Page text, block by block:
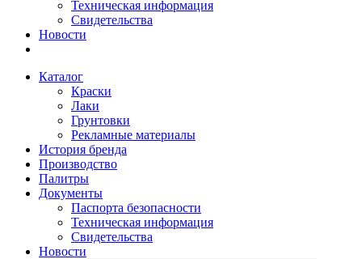
Техническая информация
Свидетельства
Новости
Каталог
Краски
Лаки
Грунтовки
Рекламные материалы
История бренда
Производство
Палитры
Документы
Паспорта безопасности
Техническая информация
Свидетельства
Новости